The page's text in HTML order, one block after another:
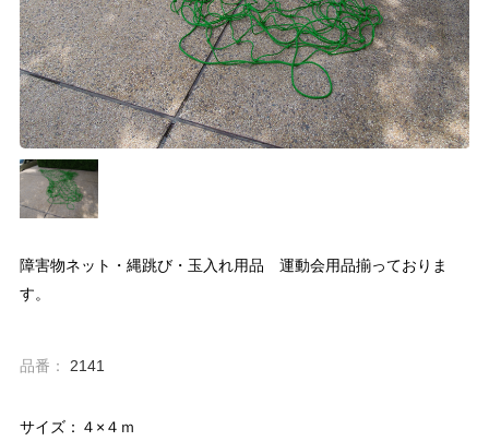
障害物ネット・縄跳び・玉入れ用品 運動会用品揃っておりま
す。
品番： 2141
サイズ：４×４ｍ